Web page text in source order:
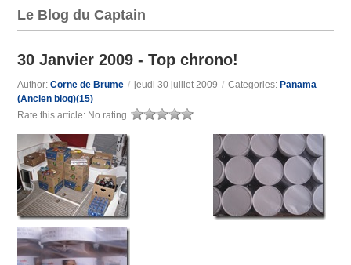
Le Blog du Captain
30 Janvier 2009 - Top chrono!
Author:Corne de Brume / jeudi 30 juillet 2009 / Categories: Panama
(Ancien blog)(15)
Rate this article: No rating